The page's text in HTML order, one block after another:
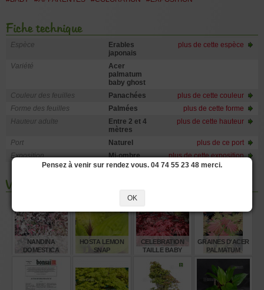
Fiche technique
Espèce
Erables
japonais
plus de cette espèce
Variété
Acer
palmatum
baby ghost
Couleur des feuilles
Panachées
plus de cette couleur
Forme des feuilles
Palmées
plus de cette forme
Hauteur adulte
Entre 2 et 4
mètres
plus de cette hauteur
Port Naturel
plus de ce port
Exposition
Mi-ombre plus de cette exposition
Vous aimerez aussi les produits suivants
NANDINA
DOMESTICA
TWILIGHT ®
16,50 €
HOSTA LEMON
SNAP
14,00€
CELEBRATION
TAILLE BABY
55,00€
GRAINES D'ACER
PALMATUM
MOONRISE
8,00€
Pensez à venir sur rendez vous. 04 74 55 23 48 merci.
OK